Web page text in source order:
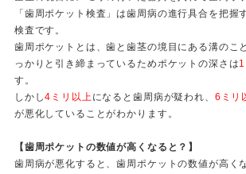
「歯周ポケット検査」は歯周病の進行具合を把握
検査です。
歯周ポケットとは、歯と歯茎の境目にある溝のこ
っかりと引き締まっているためポケットの深さは
す。
しかし4ミリ以上になると歯周病が疑われ、 6ミリ
が悪化していることがわかります。
【歯周ポケットの数値が高くなると？】
歯周病が悪化すると、歯周ポケットの数値が高く